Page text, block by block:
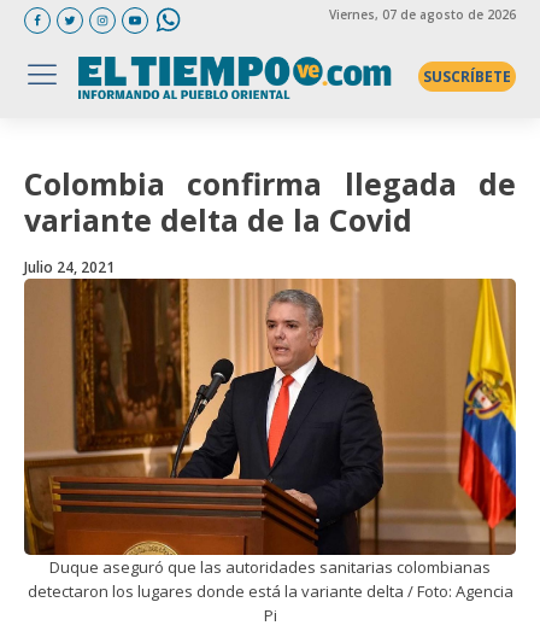
Viernes, 07 de agosto de 2026
SUSCRÍBETE
Colombia confirma llegada de
variante delta de la Covid
Julio 24, 2021
Duque aseguró que las autoridades sanitarias colombianas
detectaron los lugares donde está la variante delta / Foto: Agencia
Pi